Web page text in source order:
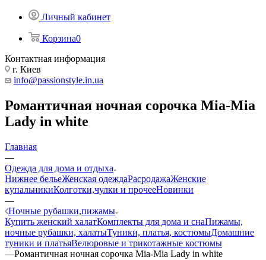
Личный кабинет
Корзина0
Контактная информация
г. Киев
info@passionstyle.in.ua
Романтичная ночная сорочка Mia-Mia
Lady in white
Главная
—
Одежда для дома и отдыха
Нижнее бельеЖенская одеждаРасродажаЖенские
купальникиКолготки,чулки и прочееНовинки
—
Ночные рубашки,пижамы
Купить женский халатКомплекты для дома и снаПижамы,
ночные рубашки, халатыТуники, платья, костюмыДомашние
туники и платьяВелюровые и трикотажные костюмы
—Романтичная ночная сорочка Mia-Mia Lady in white